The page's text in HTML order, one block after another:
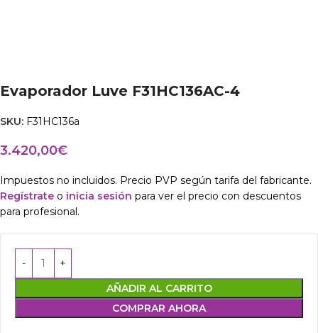
Evaporador Luve F31HC136AC-4
SKU: F31HC136a
3.420,00€
Impuestos no incluidos. Precio PVP según tarifa del fabricante.
Regístrate o inicia sesión para ver el precio con descuentos
para profesional.
AÑADIR AL CARRITO
COMPRAR AHORA